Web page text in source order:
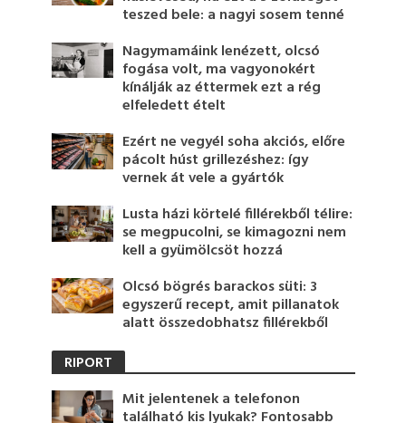
teszed bele: a nagyi sosem tenné
Nagymamáink lenézett, olcsó
fogása volt, ma vagyonokért
kínálják az éttermek ezt a rég
elfeledett ételt
Ezért ne vegyél soha akciós, előre
pácolt húst grillezéshez: így
vernek át vele a gyártók
Lusta házi körtelé fillérekből télire:
se megpucolni, se kimagozni nem
kell a gyümölcsöt hozzá
Olcsó bögrés barackos süti: 3
egyszerű recept, amit pillanatok
alatt összedobhatsz fillérekből
RIPORT
Mit jelentenek a telefonon
található kis lyukak? Fontosabb